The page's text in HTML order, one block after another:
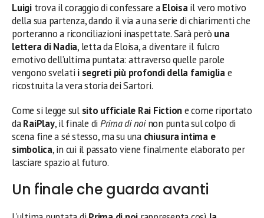
Luigitrova il coraggio di confessare aEloisail vero motivo
della sua partenza, dando il via a una serie di chiarimenti che
porteranno a riconciliazioni inaspettate. Sarà però una
lettera di Nadia, letta da Eloisa, a diventare il fulcro
emotivo dell’ultima puntata: attraverso quelle parole
vengono svelati i segreti più profondi della famigliae
ricostruita la vera storia dei Sartori.
Come si legge sul sito ufficiale Rai Fictione come riportato
daRaiPlay, il finale di Prima di noinon punta sul colpo di
scena fine a sé stesso, ma su una chiusura intima e
simbolica, in cui il passato viene finalmente elaborato per
lasciare spazio al futuro.
Un finale che guarda avanti